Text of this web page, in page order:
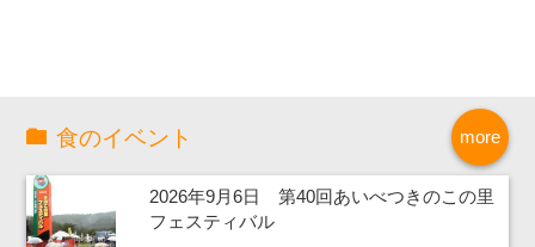
more
食のイベント
2026年9月6日 第40回あいべつきのこの里
フェスティバル